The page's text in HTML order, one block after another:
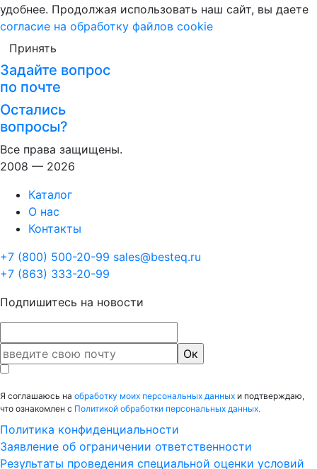
удобнее. Продолжая использовать наш сайт, вы даете
согласие на обработку файлов cookie
Принять
Задайте вопрос
по почте
Остались
вопросы?
Все права защищены.
2008 — 2026
Каталог
О нас
Контакты
+7 (800) 500-20-99 sales@besteq.ru
+7 (863) 333-20-99
Подпишитесь на новости
Я соглашаюсь на обработку моих персональных данных и подтверждаю,
что ознакомлен с Политикой обработки персональных данных.
Политика конфиденциальности
Заявление об ограничении ответственности
Результаты проведения специальной оценки условий